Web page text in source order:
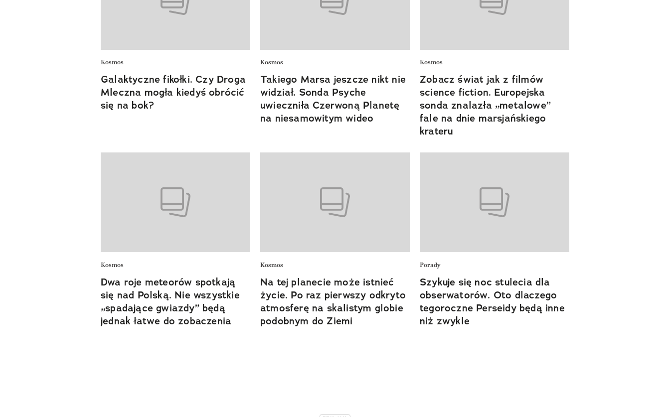
Kosmos
Galaktyczne fikołki. Czy Droga
Mleczna mogła kiedyś obrócić
się na bok?
Kosmos
Takiego Marsa jeszcze nikt nie
widział. Sonda Psyche
uwieczniła Czerwoną Planetę
na niesamowitym wideo
Kosmos
Zobacz świat jak z filmów
science fiction. Europejska
sonda znalazła „metalowe”
fale na dnie marsjańskiego
krateru
Kosmos
Dwa roje meteorów spotkają
się nad Polską. Nie wszystkie
„spadające gwiazdy” będą
jednak łatwe do zobaczenia
Kosmos
Na tej planecie może istnieć
życie. Po raz pierwszy odkryto
atmosferę na skalistym globie
podobnym do Ziemi
Porady
Szykuje się noc stulecia dla
obserwatorów. Oto dlaczego
tegoroczne Perseidy będą inne
niż zwykle